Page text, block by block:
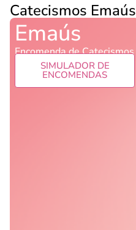
Catecismos Emaús
Emaús
Encomenda de Catecismos
SIMULADOR DE
ENCOMENDAS